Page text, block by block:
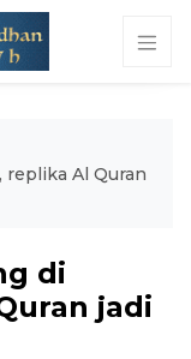
Al Quran
di
jadi